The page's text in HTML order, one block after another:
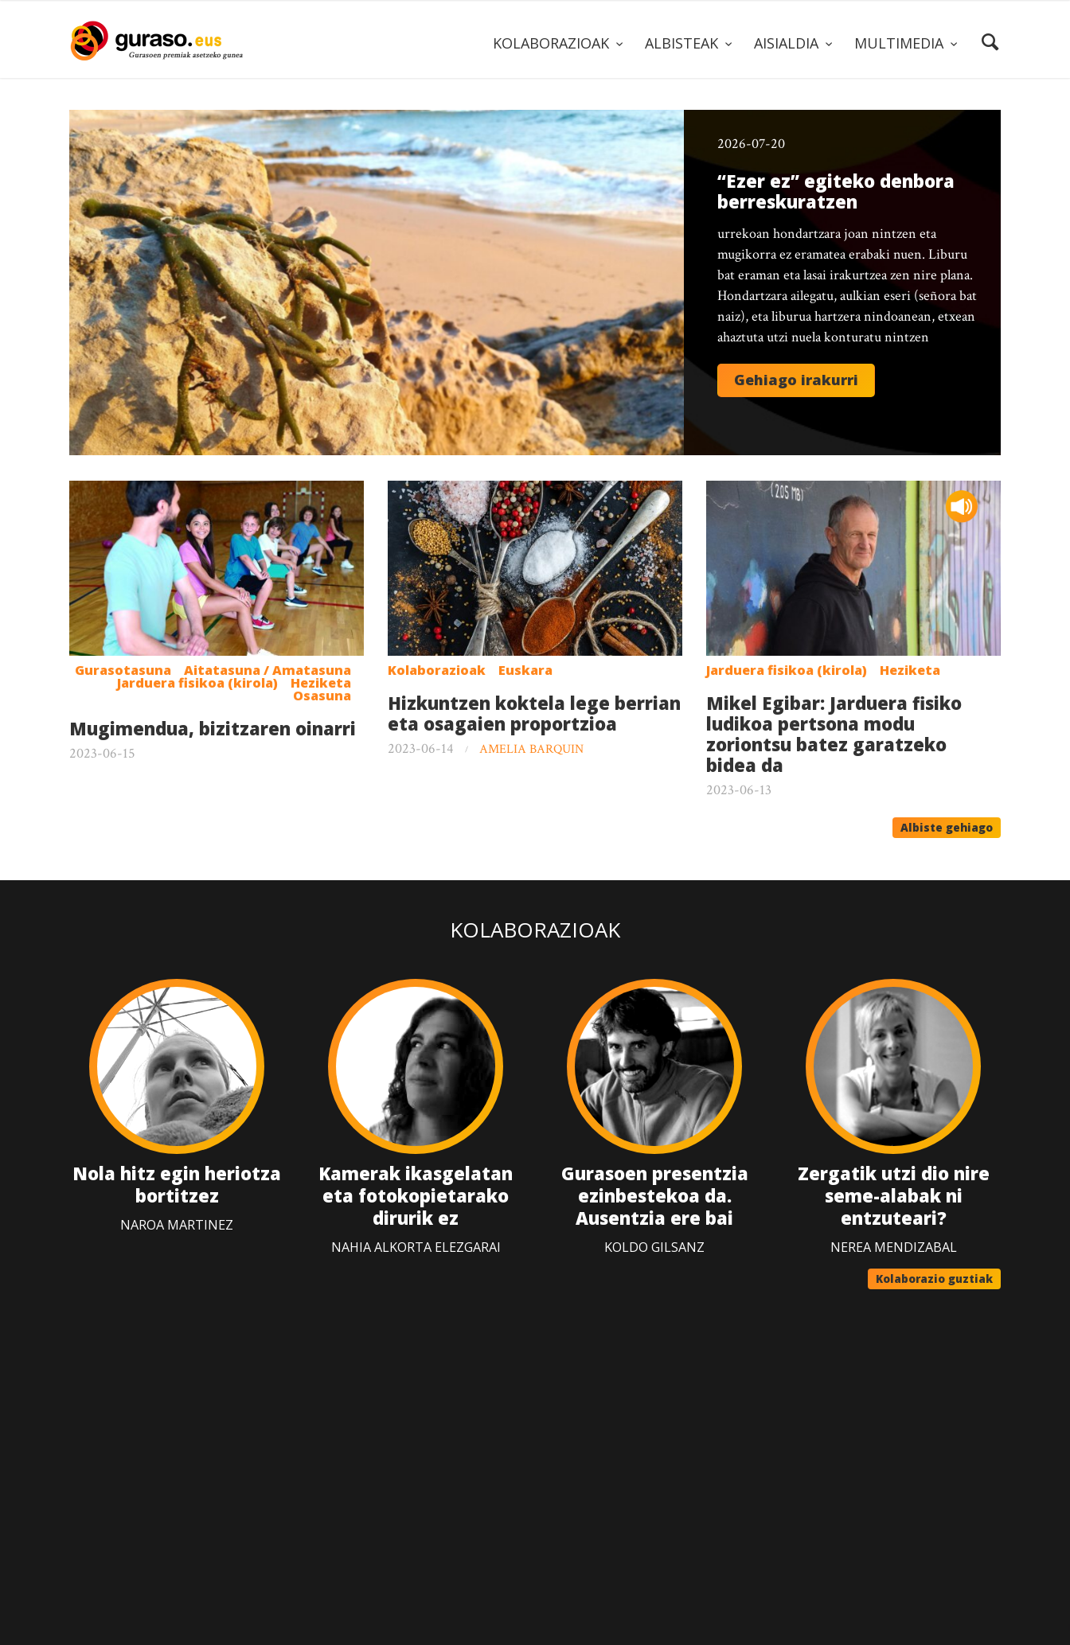
KOLABORAZIOAK ALBISTEAK AISIALDIA MULTIMEDIA
2026-07-20
“Ezer ez” egiteko denbora
berreskuratzen
urrekoan hondartzara joan nintzen eta
mugikorra ez eramatea erabaki nuen. Liburu
bat eraman eta lasai irakurtzea zen nire plana.
Hondartzara ailegatu, aulkian eseri (señora bat
naiz), eta liburua hartzera nindoanean, etxean
ahaztuta utzi nuela konturatu nintzen
Aitatasuna / Amatasuna
Gurasotasuna
Heziketa
Jarduera fisikoa (kirola)
Osasuna
Mugimendua, bizitzaren oinarri
2023-06-15
Euskara
Kolaborazioak
Hizkuntzen koktela lege berrian
eta osagaien proportzioa
2023-06-14 AMELIA BARQUIN
Heziketa
Jarduera fisikoa (kirola)
Mikel Egibar: Jarduera fisiko
ludikoa pertsona modu
zoriontsu batez garatzeko
bidea da
2023-06-13
Albiste gehiago
KOLABORAZIOAK
Nola hitz egin heriotza
bortitzez
NAROA MARTINEZ
Kamerak ikasgelatan
eta fotokopietarako
dirurik ez
NAHIA ALKORTA ELEZGARAI
Gurasoen presentzia
ezinbestekoa da.
Ausentzia ere bai
KOLDO GILSANZ
Zergatik utzi dio nire
seme-alabak ni
entzuteari?
NEREA MENDIZABAL
Kolaborazio guztiak